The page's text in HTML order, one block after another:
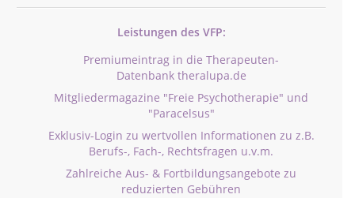
Leistungen des VFP:
Premiumeintrag in die Therapeuten-
Datenbank theralupa.de
Mitgliedermagazine "Freie Psychotherapie" und
"Paracelsus"
Exklusiv-Login zu wertvollen Informationen zu z.B.
Berufs-, Fach-, Rechtsfragen u.v.m.
Zahlreiche Aus- & Fortbildungsangebote zu
reduzierten Gebühren